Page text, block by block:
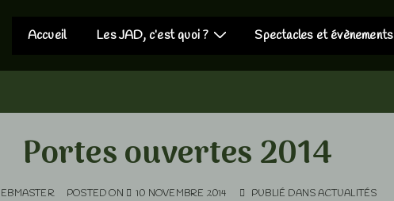
Main
Accueil Les JAD, c’est quoi ? Spectacles et évènements
Portes ouvertes 2014
POSTED ON 10 NOVEMBRE 2014 PUBLIÉ DANSACTUALITÉS